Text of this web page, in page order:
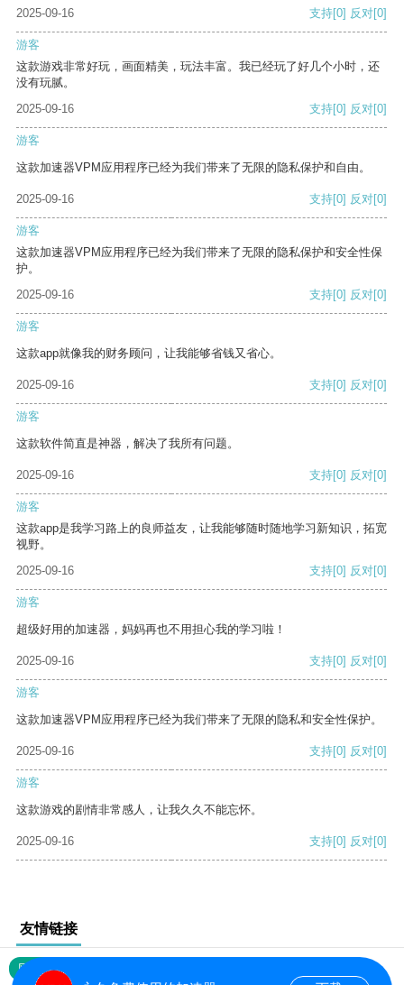
2025-09-16
支持[0] 反对[0]
游客
这款游戏非常好玩，画面精美，玩法丰富。我已经玩了好几个小时，还
没有玩腻。
2025-09-16
支持[0] 反对[0]
游客
这款加速器VPM应用程序已经为我们带来了无限的隐私保护和自由。
2025-09-16 支持[0] 反对[0]
游客
这款加速器VPM应用程序已经为我们带来了无限的隐私保护和安全性保
护。
2025-09-16
支持[0] 反对[0]
游客
这款app就像我的财务顾问，让我能够省钱又省心。
2025-09-16 支持[0] 反对[0]
游客
这款软件简直是神器，解决了我所有问题。
2025-09-16 支持[0] 反对[0]
游客
这款app是我学习路上的良师益友，让我能够随时随地学习新知识，拓宽
视野。
2025-09-16
支持[0] 反对[0]
游客
超级好用的加速器，妈妈再也不用担心我的学习啦！
2025-09-16 支持[0] 反对[0]
游客
这款加速器VPM应用程序已经为我们带来了无限的隐私和安全性保护。
2025-09-16 支持[0] 反对[0]
游客
这款游戏的剧情非常感人，让我久久不能忘怀。
2025-09-16 支持[0] 反对[0]
友情链接
网站地图